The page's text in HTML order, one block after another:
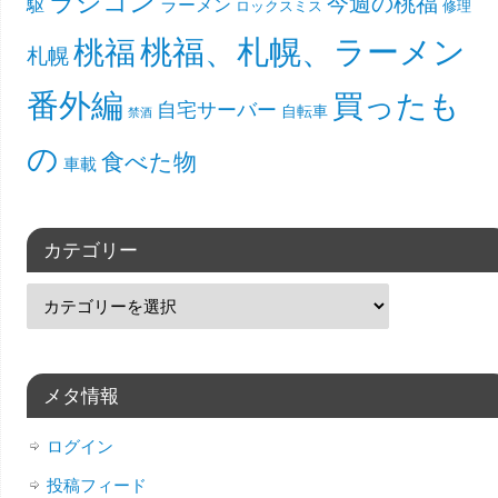
ロックスミス 修理
札幌桃福桃福、札幌、ラーメン
番外編 禁酒 自宅サーバー 自転車 買ったも
の 車載 食べた物
カテゴリー
メタ情報
ログイン
投稿フィード